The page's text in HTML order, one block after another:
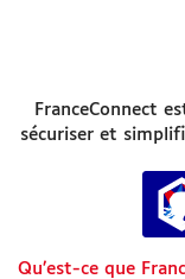
FranceConnect
sécuriser et
Qu’est-ce que